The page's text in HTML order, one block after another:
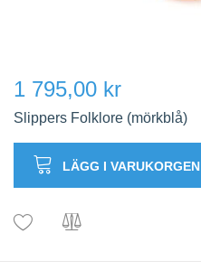
1 795,00 kr
Slippers Folklore (mörkblå)
LÄGG I VARUKORGEN